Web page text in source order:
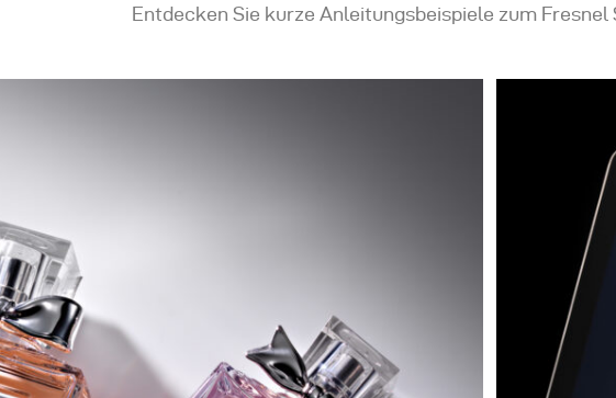
Entdecken Sie kurze Anleitungsbeispiele zum Fresnel